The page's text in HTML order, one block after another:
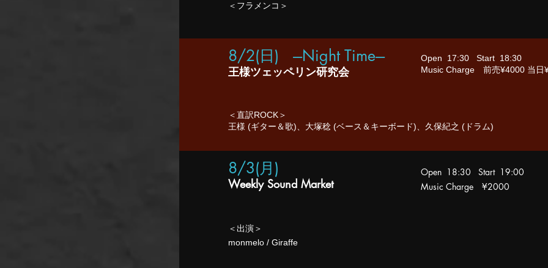
​＜フラメンコ＞
8/2(日) ---Night Time---
王様ツェッペリン研究会
Open 17:30 Start 18:30
Music Charge 前売¥4000 当日
＜直訳ROCK＞
王様 (ギター＆歌)、大塚稔 (ベース＆キーボード)、久保紀之 (ドラム)
8/3(月)
Weekly Sound Market
Open 18:30 Start 19:00
Music Charge ¥2000
＜出演＞
monmelo / Giraffe